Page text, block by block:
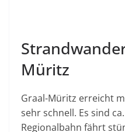
Müritz
Graal-Müritz erreicht
sehr schnell. Es sind
Regionalbahn fährt